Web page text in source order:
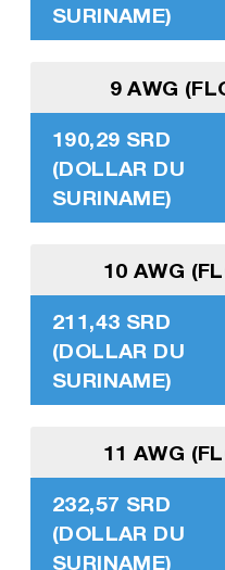
SURINAME)
9 AWG
190,29 SRD
(DOLLAR DU
SURINAME)
10 AWG
211,43 SRD
(DOLLAR DU
SURINAME)
11 AWG
232,57 SRD
(DOLLAR DU
SURINAME)